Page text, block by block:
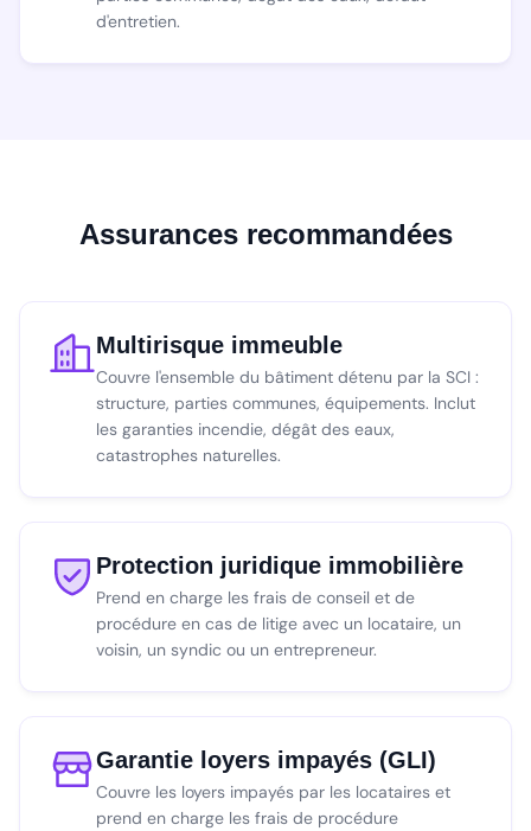
d'entretien.
Assurances recommandées
Multirisque immeuble
Couvre l'ensemble du bâtiment détenu par la SCI :
structure, parties communes, équipements. Inclut
les garanties incendie, dégât des eaux,
catastrophes naturelles.
Protection juridique immobilière
Prend en charge les frais de conseil et de
procédure en cas de litige avec un locataire, un
voisin, un syndic ou un entrepreneur.
Garantie loyers impayés (GLI)
Couvre les loyers impayés par les locataires et
prend en charge les frais de procédure